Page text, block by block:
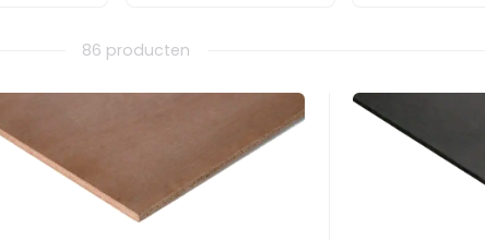
86 producten